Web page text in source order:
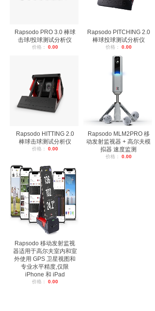
Rapsodo PRO 3.0 棒球
击球/投球测试分析仪
价格： 0.00
Rapsodo PITCHING 2.0
棒球投球测试分析仪
价格： 0.00
Rapsodo HITTING 2.0
棒球击球测试分析仪
价格： 0.00
Rapsodo MLM2PRO 移
动发射监视器 + 高尔夫模
拟器 速度监测
价格： 0.00
Rapsodo 移动发射监视
器适用于高尔夫室内和室
外使用 GPS 卫星视图和
专业水平精度,仅限
iPhone 和 iPad
价格： 0.00